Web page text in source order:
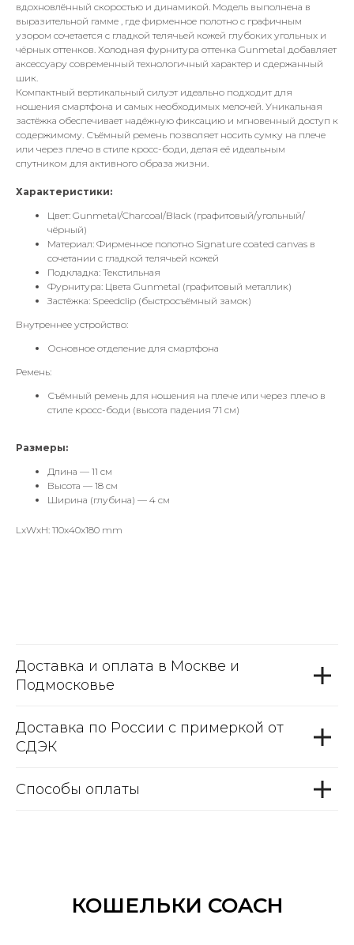
вдохновлённый скоростью и динамикой. Модель выполнена в
выразительной гамме , где фирменное полотно с графичным
узором сочетается с гладкой телячьей кожей глубоких угольных и
чёрных оттенков. Холодная фурнитура оттенка Gunmetal добавляет
аксессуару современный технологичный характер и сдержанный
шик.
Компактный вертикальный силуэт идеально подходит для
ношения смартфона и самых необходимых мелочей. Уникальная
застёжка обеспечивает надёжную фиксацию и мгновенный доступ к
содержимому. Съёмный ремень позволяет носить сумку на плече
или через плечо в стиле кросс-боди, делая её идеальным
спутником для активного образа жизни.
Характеристики:
Цвет: Gunmetal/Charcoal/Black (графитовый/угольный/
чёрный)
Материал: Фирменное полотно Signature coated canvas в
сочетании с гладкой телячьей кожей
Подкладка: Текстильная
Фурнитура: Цвета Gunmetal (графитовый металлик)
Застёжка: Speedclip (быстросъёмный замок)
Внутреннее устройство:
Основное отделение для смартфона
Ремень:
Съёмный ремень для ношения на плече или через плечо в
стиле кросс-боди (высота падения 71 см)
Размеры:
Длина — 11 см
Высота — 18 см
Ширина (глубина) — 4 см
LxWxH: 110x40x180 mm
Доставка и оплата в Москве и
Подмосковье
Доставка по России с примеркой от
СДЭК
Способы оплаты
КОШЕЛЬКИ COACH